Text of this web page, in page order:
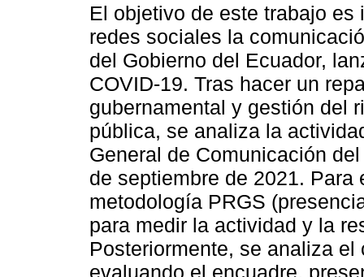
El objetivo de este trabajo
redes sociales la
del Gobierno del Ecuador,
COVID-19. Tras hacer un
gubernamental y gestión del
pública, se analiza la
General de Comunicación
de septiembre de 2021.
metodología PRGS
para medir la actividad y la
Posteriormente, se analiza
evaluando el encuadre,